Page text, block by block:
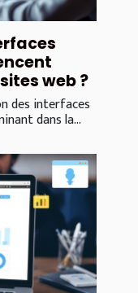
web ?
des interfaces
dans la...